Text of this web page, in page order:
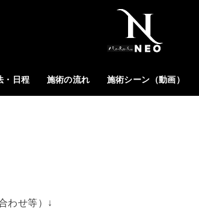
・日程 施術の流れ 施術シーン（動画）
わせ等）↓